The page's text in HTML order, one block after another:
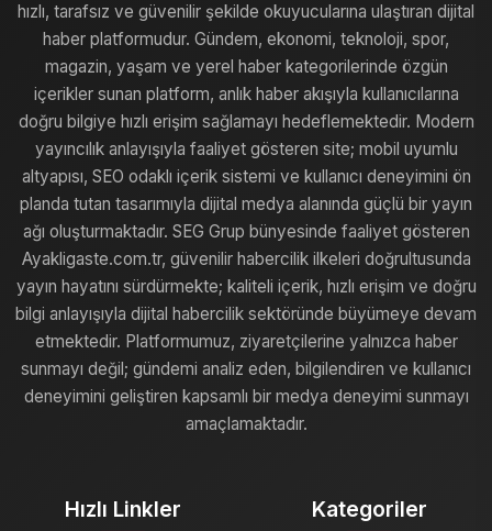
hızlı, tarafsız ve güvenilir şekilde okuyucularına ulaştıran dijital
haber platformudur. Gündem, ekonomi, teknoloji, spor,
magazin, yaşam ve yerel haber kategorilerinde özgün
içerikler sunan platform, anlık haber akışıyla kullanıcılarına
doğru bilgiye hızlı erişim sağlamayı hedeflemektedir. Modern
yayıncılık anlayışıyla faaliyet gösteren site; mobil uyumlu
altyapısı, SEO odaklı içerik sistemi ve kullanıcı deneyimini ön
planda tutan tasarımıyla dijital medya alanında güçlü bir yayın
ağı oluşturmaktadır. SEG Grup bünyesinde faaliyet gösteren
Ayakligaste.com.tr, güvenilir habercilik ilkeleri doğrultusunda
yayın hayatını sürdürmekte; kaliteli içerik, hızlı erişim ve doğru
bilgi anlayışıyla dijital habercilik sektöründe büyümeye devam
etmektedir. Platformumuz, ziyaretçilerine yalnızca haber
sunmayı değil; gündemi analiz eden, bilgilendiren ve kullanıcı
deneyimini geliştiren kapsamlı bir medya deneyimi sunmayı
amaçlamaktadır.
Hızlı Linkler Kategoriler